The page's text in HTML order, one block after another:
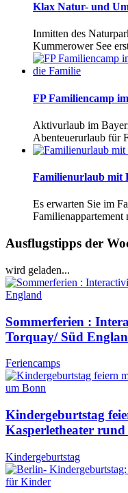
Klax Natur- und
Inmitten des
Kummerower See
FP Familiencamp
Aktivurlaub im
Abenteuerurlaub für
Familienurlaub mit
Es erwarten Sie im
Familienappartement
Ausflugstipps der
wird geladen...
Sommerferien :
Torquay/ Süd
Feriencamps
Kindergeburtstag
Kasperletheater
Kindergeburtstag